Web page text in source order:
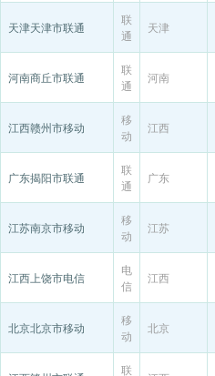
天津天津市联通
联
通
天津
河南商丘市联通
联
通
河南
江西赣州市移动
移
动
江西
广东揭阳市联通
联
通
广东
江苏南京市移动
移
动
江苏
江西上饶市电信
电
信
江西
北京北京市移动
移
动
北京
联